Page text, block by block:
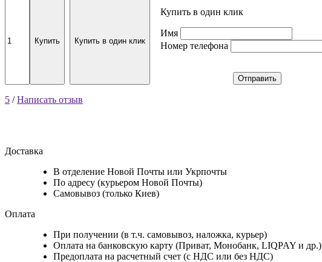
Купить Купить в один клик
Купить в один клик
Имя
Номер телефона
Отправить
5 /Написать отзыв
Доставка
В отделение Новой Почты или Укрпочты
По адресу (курьером Новой Почты)
Самовывоз (только Киев)
Оплата
При получении (в т.ч. самовывоз, наложка, курьер)
Оплата на банковскую карту (Приват, Монобанк, LIQPAY и др.)
Предоплата на расчетный счет (с НДС или без НДС)